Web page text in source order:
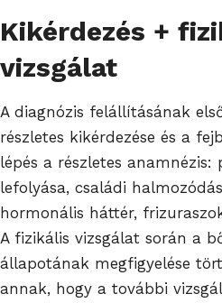
Kikérdezés +
vizsgálat
A diagnózis felállításának
részletes kikérdezése és a
lépés a részletes anamnézis:
lefolyása, családi
hormonális háttér,
A fizikális vizsgálat során a
állapotának megfigyelése
annak, hogy a további